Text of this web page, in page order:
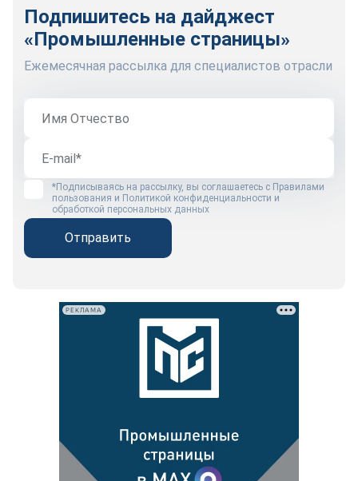
Подпишитесь на дайджест
«Промышленные страницы»
Ежемесячная рассылка для специалистов отрасли
*Подписываясь на рассылку, вы соглашаетесь с Правилами
пользования и Политикой конфиденциальности и
обработкой персональных данных
Отправить
РЕКЛАМА